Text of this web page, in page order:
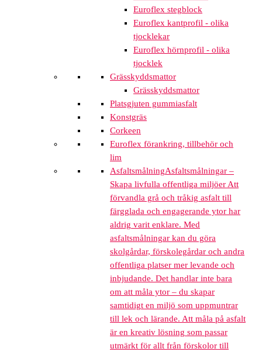
Euroflex stegblock
Euroflex kantprofil - olika
tjocklekar
Euroflex hörnprofil - olika
tjocklek
Grässkyddsmattor
Grässkyddsmattor
Platsgjuten gummiasfalt
Konstgräs
Corkeen
Euroflex förankring, tillbehör och
lim
AsfaltsmålningAsfaltsmålningar –
Skapa livfulla offentliga miljöer Att
förvandla grå och tråkig asfalt till
färgglada och engagerande ytor har
aldrig varit enklare. Med
asfaltsmålningar kan du göra
skolgårdar, förskolegårdar och andra
offentliga platser mer levande och
inbjudande. Det handlar inte bara
om att måla ytor – du skapar
samtidigt en miljö som uppmuntrar
till lek och lärande. Att måla på asfalt
är en kreativ lösning som passar
utmärkt för allt från förskolor till